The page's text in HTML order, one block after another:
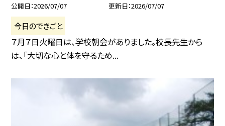
公開日 2026/07/07 更新日 2026/07/07
今日のできごと
７月７日火曜日は、学校朝会がありました。校長先生から
は、「大切な心と体を守るため...